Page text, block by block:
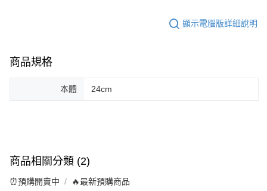
顯示電腦版詳細說明
商品規格
本體 24cm
商品相關分類 (2)
⏰預購開賣中 🔥最新預購商品